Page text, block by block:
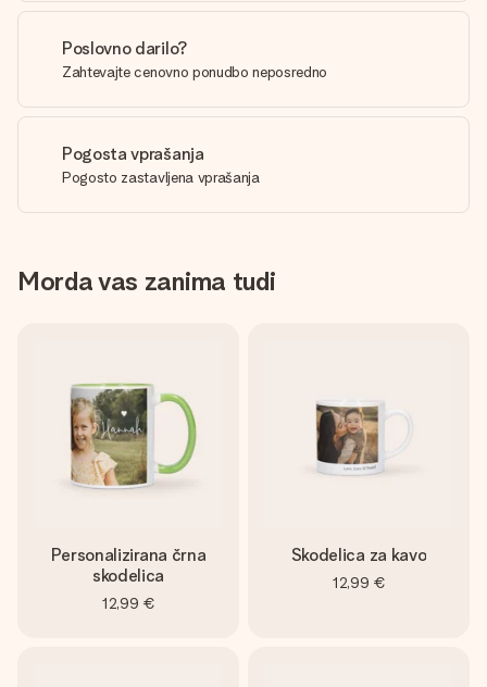
Poslovno darilo?
Zahtevajte cenovno ponudbo neposredno
Pogosta vprašanja
Pogosto zastavljena vprašanja
Morda vas zanima tudi
Personalizirana črna
skodelica
12,99 €
Skodelica za kavo
12,99 €